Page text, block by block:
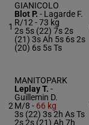
1
GIANICOLO
Blot P. - Lagarde F.
R/12 -73 kg
2s 5s (22) 7s 2s
(21) 3s Ah 5s 6s 2s
(20) 6s 5s Ts
2
MANITOPARK
Leplay T. -
Guillemin D.
M/8 - 66 kg
3s (22) 3s 2h As Ts
2s 2s (21) Ah 7h